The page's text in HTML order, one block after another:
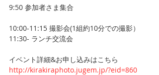
9:50 参加者さま集合
10:00-11:15 撮影会(1組約10分での撮影）
11:30- ランチ交流会
イベント詳細&お申し込みはこちら
http://kirakiraphoto.jugem.jp/?eid=860